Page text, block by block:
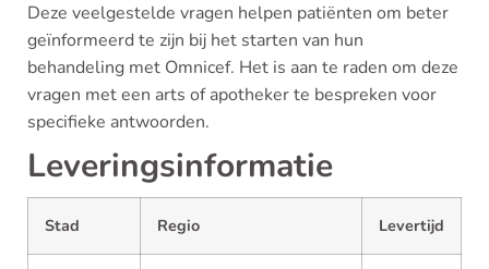
Deze veelgestelde vragen helpen patiënten om beter
geïnformeerd te zijn bij het starten van hun
behandeling met Omnicef. Het is aan te raden om deze
vragen met een arts of apotheker te bespreken voor
specifieke antwoorden.
Leveringsinformatie
Stad Regio Levertijd